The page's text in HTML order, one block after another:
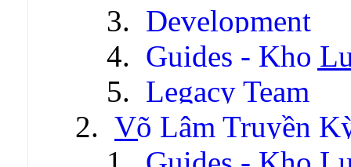
Development
Guides - Kho
Legacy Team
Võ Lâm Truyền